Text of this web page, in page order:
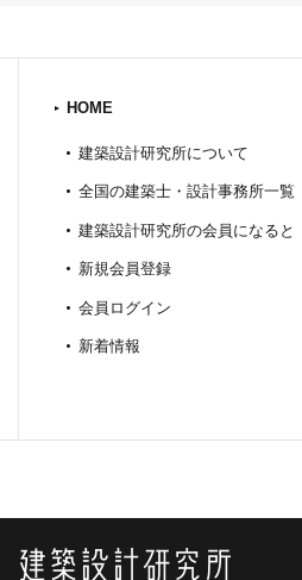
HOME
建築設計研究所について
全国の建築士・設計事務所一覧
建築設計研究所の会員になると
新規会員登録
会員ログイン
新着情報